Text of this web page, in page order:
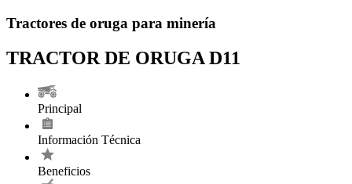
Tractores de oruga para minería
TRACTOR DE ORUGA D11
Principal
Información Técnica
Beneficios